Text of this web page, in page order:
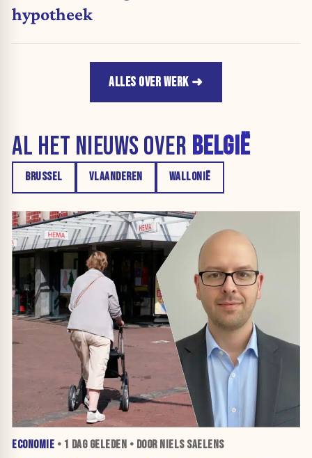
hypotheek
ALLES OVER WERK
AL HET NIEUWS OVER BELGIË
BRUSSEL VLAANDEREN WALLONIË
ECONOMIE • 1 DAGGELEDEN • DOOR NIELS SAELENS